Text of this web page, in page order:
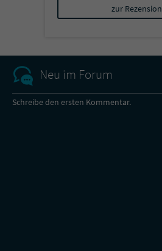
zur Rezension
Neu im Forum
Schreibe den ersten Kommentar.